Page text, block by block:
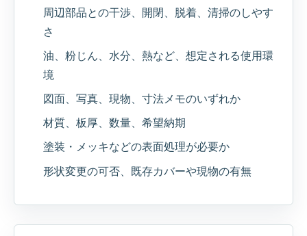
周辺部品との干渉、開閉、脱着、清掃のしやす
さ
油、粉じん、水分、熱など、想定される使用環
境
図面、写真、現物、寸法メモのいずれか
材質、板厚、数量、希望納期
塗装・メッキなどの表面処理が必要か
形状変更の可否、既存カバーや現物の有無